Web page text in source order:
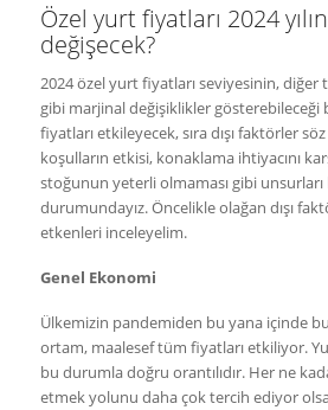
Özel yurt fiyatları 2024
değişecek?
2024 özel yurt fiyatları seviyesinin,
gibi marjinal değişiklikler gösterebileceği
fiyatları etkileyecek, sıra dışı faktörler
koşulların etkisi, konaklama ihtiyacını
stoğunun yeterli olmaması gibi
durumundayız. Öncelikle olağan dışı
etkenleri inceleyelim.
Genel Ekonomi
Ülkemizin pandemiden bu yana içinde
ortam, maalesef tüm fiyatları etkiliyor.
bu durumla doğru orantılıdır. Her ne
etmek yolunu daha çok tercih ediyor